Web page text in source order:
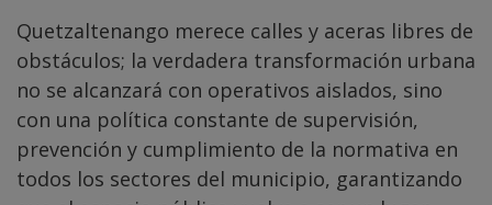
Quetzaltenango merece calles y aceras libres de
obstáculos; la verdadera transformación urbana
no se alcanzará con operativos aislados, sino
con una política constante de supervisión,
prevención y cumplimiento de la normativa en
todos los sectores del municipio, garantizando